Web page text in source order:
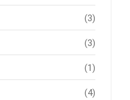
(3)
(3)
(1)
(4)